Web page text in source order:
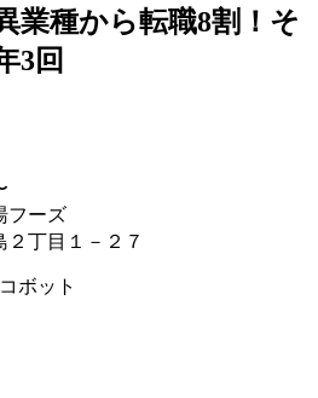
業種から転職8割！そ
3回
フーズ
丁目１－２７
ボット